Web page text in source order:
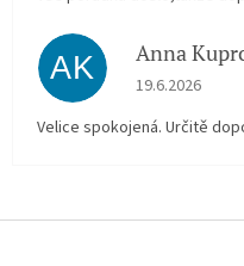
AK Anna
Hodnocení
19.6.2026
Velice spokojená. Určitě
Z